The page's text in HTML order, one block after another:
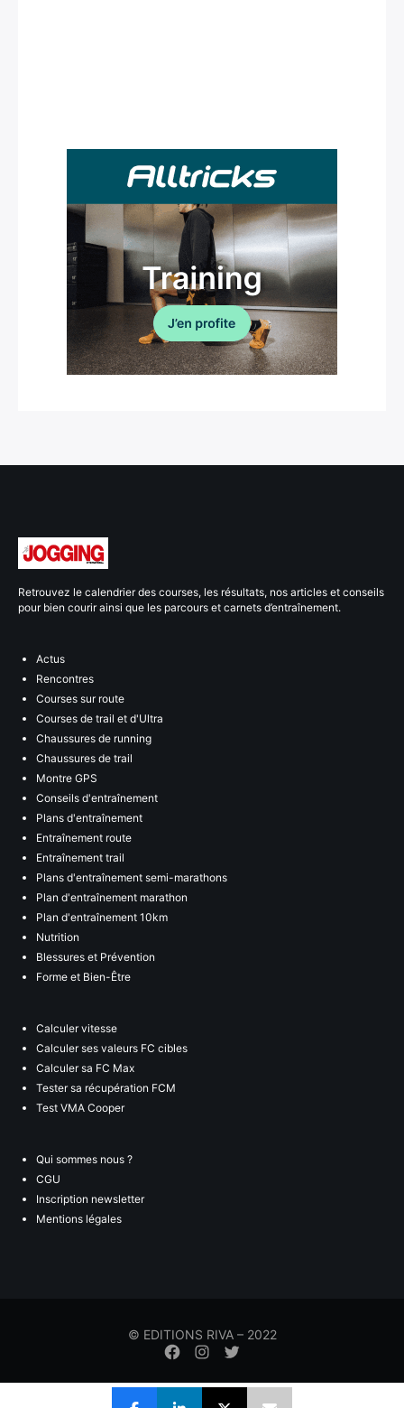
Retrouvez le calendrier des courses, les résultats, nos articles et conseils
pour bien courir ainsi que les parcours et carnets d’entraînement.
Actus
Rencontres
Courses sur route
Courses de trail et d'Ultra
Chaussures de running
Chaussures de trail
Montre GPS
Conseils d'entraînement
Plans d'entraînement
Entraînement route
Entraînement trail
Plans d'entraînement semi-marathons
Plan d'entraînement marathon
Plan d'entraînement 10km
Nutrition
Blessures et Prévention
Forme et Bien-Être
Calculer vitesse
Calculer ses valeurs FC cibles
Calculer sa FC Max
Tester sa récupération FCM
Test VMA Cooper
Qui sommes nous ?
CGU
Inscription newsletter
Mentions légales
© EDITIONS RIVA – 2022
Élément
menude
de